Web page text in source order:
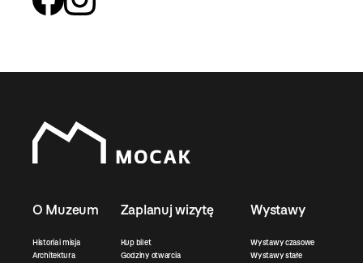
O Muzeum
Historia i misja
Architektura
Zaplanuj wizytę
Kup bilet
Godziny otwarcia
Wystawy
Wystawy czasowe
Wystawy stałe